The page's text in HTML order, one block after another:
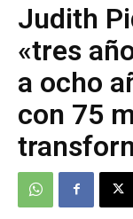
Judith
«tres
a ocho
con 75